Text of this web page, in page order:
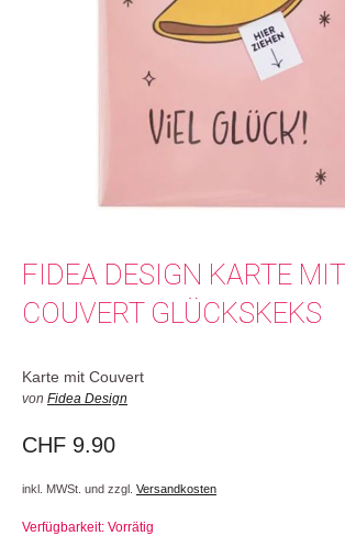
FIDEA DESIGN KARTE MIT
COUVERT GLÜCKSKEKS
Karte mit Couvert
von Fidea Design
CHF 9.90
inkl. MWSt. und zzgl. Versandkosten
Verfügbarkeit: Vorrätig